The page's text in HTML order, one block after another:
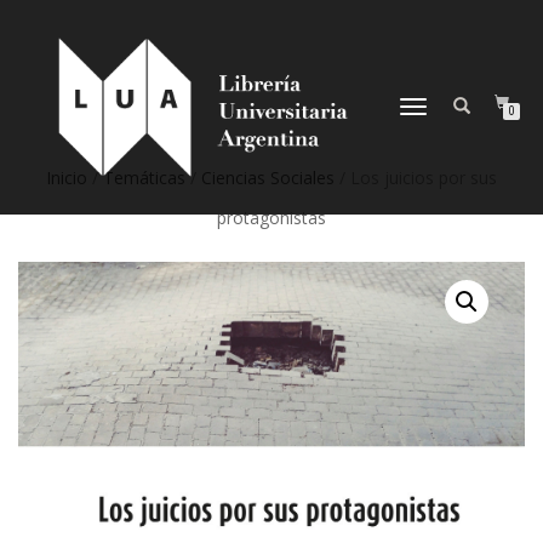
NAVEGACIÓN
0
Inicio /Temáticas/ Ciencias Sociales
protagonistas